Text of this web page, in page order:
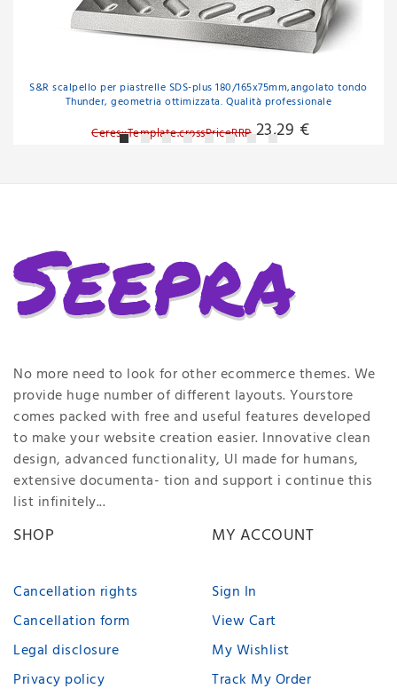
S&R scalpello per piastrelle SDS-plus 180/165x75mm,angolato tondo
Thunder, geometria ottimizzata. Qualità professionale
Ceres::Template.crossPriceRRP 23,29 €
No more need to look for other ecommerce themes. We
provide huge number of different layouts. Yourstore
comes packed with free and useful features developed
to make your website creation easier. Innovative clean
design, advanced functionality, UI made for humans,
extensive documenta- tion and support i continue this
list infinitely...
SHOP
Cancellation rights
Cancellation form
Legal disclosure
Privacy policy
MY ACCOUNT
Sign In
View Cart
My Wishlist
Track My Order